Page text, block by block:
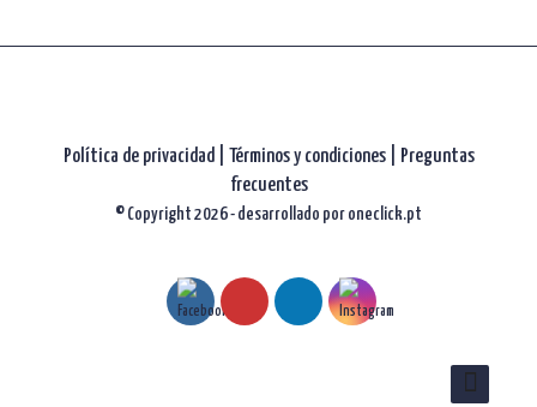
Política de privacidad| Términos y condiciones |
Preguntas
frecuentes
© Copyright 2026 - desarrollado por oneclick.pt